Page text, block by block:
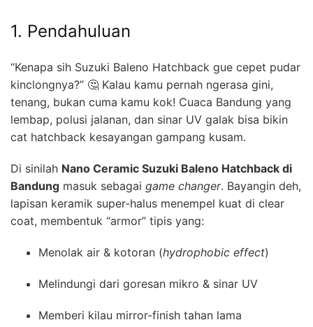
1. Pendahuluan
“Kenapa sih Suzuki Baleno Hatchback gue cepet pudar
kinclongnya?” 🤔 Kalau kamu pernah ngerasa gini,
tenang, bukan cuma kamu kok! Cuaca Bandung yang
lembap, polusi jalanan, dan sinar UV galak bisa bikin
cat hatchback kesayangan gampang kusam.
Di sinilah Nano Ceramic Suzuki Baleno Hatchback di
Bandung masuk sebagai game changer. Bayangin deh,
lapisan keramik super-halus menempel kuat di clear
coat, membentuk “armor” tipis yang:
Menolak air & kotoran (hydrophobic effect)
Melindungi dari goresan mikro & sinar UV
Memberi kilau mirror-finish tahan lama